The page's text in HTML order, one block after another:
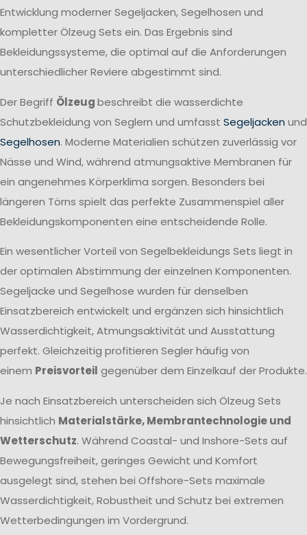
Entwicklung moderner Segeljacken, Segelhosen und
kompletter Ölzeug Sets ein. Das Ergebnis sind
Bekleidungssysteme, die optimal auf die Anforderungen
unterschiedlicher Reviere abgestimmt sind.
Der Begriff Ölzeugbeschreibt die wasserdichte
Schutzbekleidung von Seglern und umfasst Segeljacken und
Segelhosen. Moderne Materialien schützen zuverlässig vor
Nässe und Wind, während atmungsaktive Membranen für
ein angenehmes Körperklima sorgen. Besonders bei
längeren Törns spielt das perfekte Zusammenspiel aller
Bekleidungskomponenten eine entscheidende Rolle.
Ein wesentlicher Vorteil von Segelbekleidungs Sets liegt in
der optimalen Abstimmung der einzelnen Komponenten.
Segeljacke und Segelhose wurden für denselben
Einsatzbereich entwickelt und ergänzen sich hinsichtlich
Wasserdichtigkeit, Atmungsaktivität und Ausstattung
perfekt. Gleichzeitig profitieren Segler häufig von
einem Preisvorteil gegenüber dem Einzelkauf der Produkte.
Je nach Einsatzbereich unterscheiden sich Ölzeug Sets
hinsichtlich Materialstärke, Membrantechnologie und
Wetterschutz. Während Coastal- und Inshore-Sets auf
Bewegungsfreiheit, geringes Gewicht und Komfort
ausgelegt sind, stehen bei Offshore-Sets maximale
Wasserdichtigkeit, Robustheit und Schutz bei extremen
Wetterbedingungen im Vordergrund.